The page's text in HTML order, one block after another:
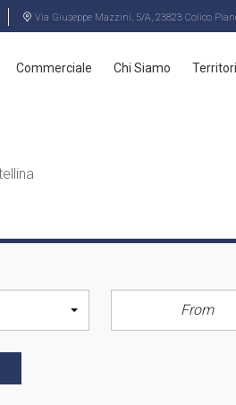
Via Giuseppe Mazzini, 5/A, 23823 Colico
Commerciale Chi Siamo